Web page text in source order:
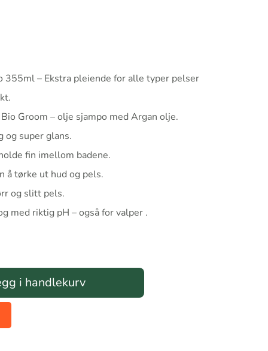
355ml – Ekstra pleiende for alle typer pelser
Groom – olje sjampo med Argan olje.
og super glans.
fin imellom badene.
å tørke ut hud og pels.
og slitt pels.
med riktig pH – også for valper .
i handlekurv